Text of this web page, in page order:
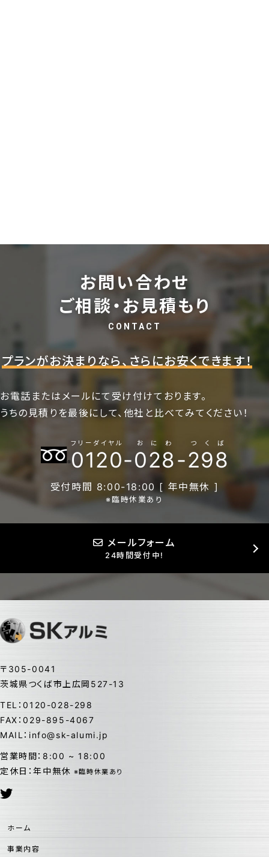
お問い合わせ
ご相談・お見積もり
CONTACT
プランがお決まりなら、さらにお安くできます！
お電話またはメールにて受け付けております。
うちの見積りを最後にして、他社と比べてみてください！
0120
フリーダイヤル
-028
おにわ
-298
つくば
受付時間 8:00-18:00 [ 年中無休 ]
※臨時休業あり
メールフォーム
24時間受付中!
〒305-0041
茨城県つくば市上広岡527-13
TEL：0120-028-298
FAX：029-895-4067
MAIL：info@sk-alumi.jp
営業時間：8:00 ~ 18:00
定休日：年中無休 ※臨時休業あり
ホーム
事業内容